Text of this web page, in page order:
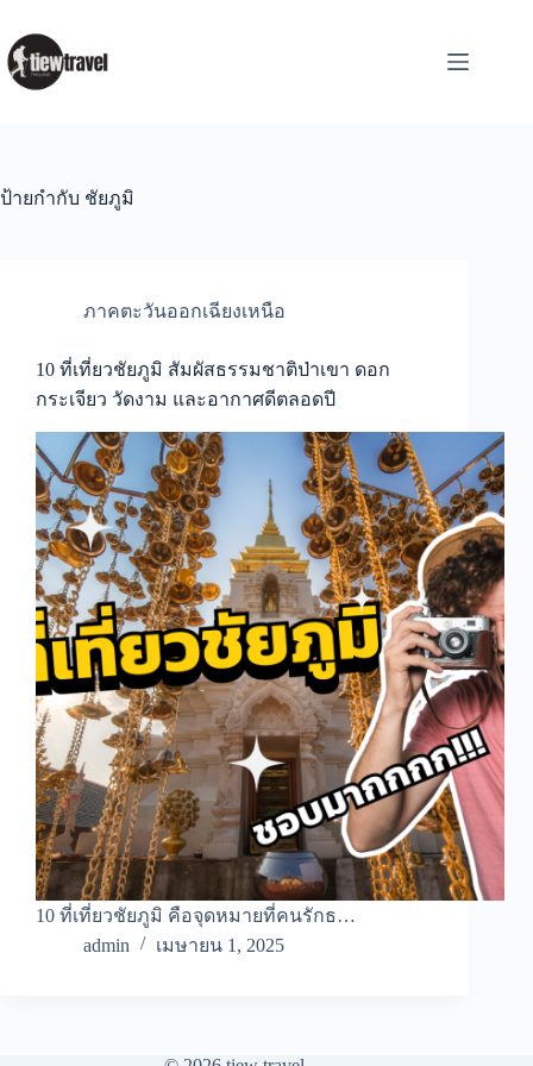
content
ป้ายกำกับ ชัยภูมิ
ภาคตะวันออกเฉียงเหนือ
10 ที่เที่ยวชัยภูมิ สัมผัสธรรมชาติป่าเขา ดอก
กระเจียว วัดงาม และอากาศดีตลอดปี
10 ที่เที่ยวชัยภูมิ คือจุดหมายที่คนรักธ…
admin
เมษายน 1, 2025